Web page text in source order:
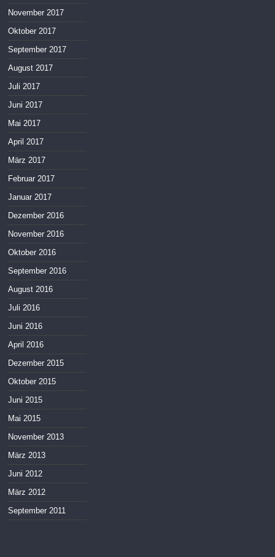
November 2017
Oktober 2017
September 2017
August 2017
Juli 2017
Juni 2017
Mai 2017
April 2017
März 2017
Februar 2017
Januar 2017
Dezember 2016
November 2016
Oktober 2016
September 2016
August 2016
Juli 2016
Juni 2016
April 2016
Dezember 2015
Oktober 2015
Juni 2015
Mai 2015
November 2013
März 2013
Juni 2012
März 2012
September 2011